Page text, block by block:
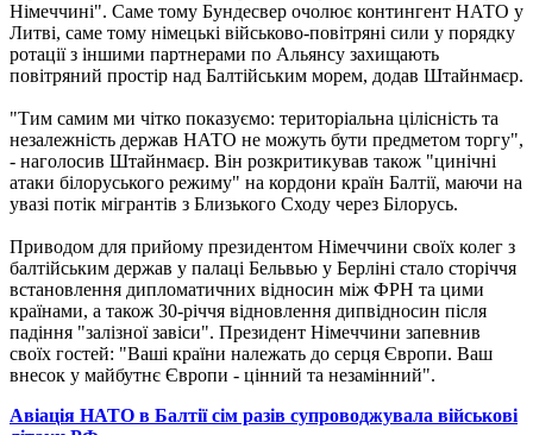
Німеччині". Саме тому Бундесвер очолює контингент НАТО у
Литві, саме тому німецькі військово-повітряні сили у порядку
ротації з іншими партнерами по Альянсу захищають
повітряний простір над Балтійським морем, додав Штайнмаєр.
"Тим самим ми чітко показуємо: територіальна цілісність та
незалежність держав НАТО не можуть бути предметом торгу",
- наголосив Штайнмаєр. Він розкритикував також "цинічні
атаки білоруського режиму" на кордони країн Балтії, маючи на
увазі потік мігрантів з Близького Сходу через Білорусь.
Приводом для прийому президентом Німеччини своїх колег з
балтійським держав у палаці Бельвью у Берліні стало сторіччя
встановлення дипломатичних відносин між ФРН та цими
країнами, а також 30-річчя відновлення дипвідносин після
падіння "залізної завіси". Президент Німеччини запевнив
своїх гостей: "Ваші країни належать до серця Європи. Ваш
внесок у майбутнє Європи - цінний та незамінний".
Авіація НАТО в Балтії сім разів супроводжувала військові